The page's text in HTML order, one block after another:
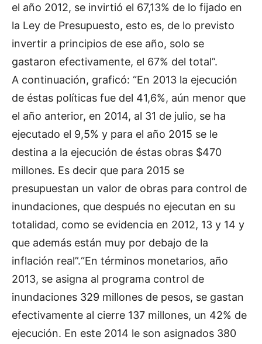
el año 2012, se invirtió el 67,13% de lo fijado en
la Ley de Presupuesto, esto es, de lo previsto
invertir a principios de ese año, solo se
gastaron efectivamente, el 67% del total”.
A continuación, graficó: “En 2013 la ejecución
de éstas políticas fue del 41,6%, aún menor que
el año anterior, en 2014, al 31 de julio, se ha
ejecutado el 9,5% y para el año 2015 se le
destina a la ejecución de éstas obras $470
millones. Es decir que para 2015 se
presupuestan un valor de obras para control de
inundaciones, que después no ejecutan en su
totalidad, como se evidencia en 2012, 13 y 14 y
que además están muy por debajo de la
inflación real”.“En términos monetarios, año
2013, se asigna al programa control de
inundaciones 329 millones de pesos, se gastan
efectivamente al cierre 137 millones, un 42% de
ejecución. En este 2014 le son asignados 380